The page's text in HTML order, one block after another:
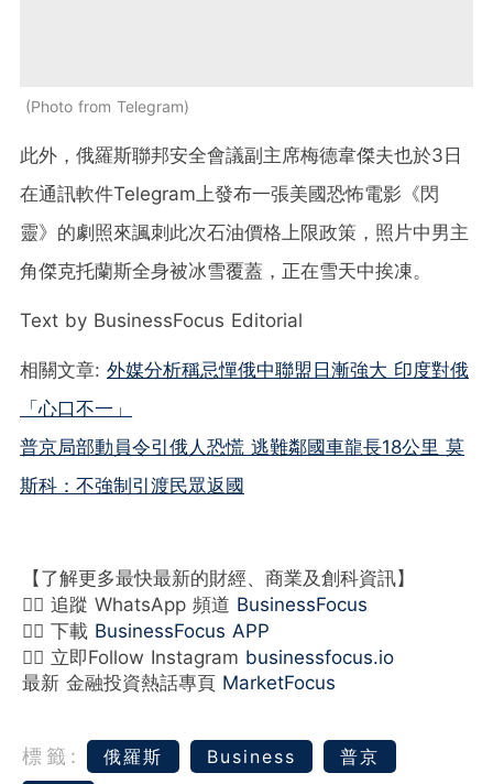
Photo from Telegram
此外，俄羅斯聯邦安全會議副主席梅德韋傑夫也於3日
在通訊軟件Telegram上發布一張美國恐怖電影《閃
靈》的劇照來諷刺此次石油價格上限政策，照片中男主
角傑克托蘭斯全身被冰雪覆蓋，正在雪天中挨凍。
Text by BusinessFocus Editorial
相關文章: 外媒分析稱忌憚俄中聯盟日漸強大 印度對俄
「心口不一」
普京局部動員令引俄人恐慌 逃難鄰國車龍長18公里 莫
斯科：不強制引渡民眾返國
【了解更多最快最新的財經、商業及創科資訊】
👉🏻 追蹤 WhatsApp 頻道 BusinessFocus
👉🏻 下載 BusinessFocus APP
👉🏻 立即Follow Instagram businessfocus.io
最新 金融投資熱話專頁 MarketFocus
標籤: ‎俄羅斯‬ Business
普京